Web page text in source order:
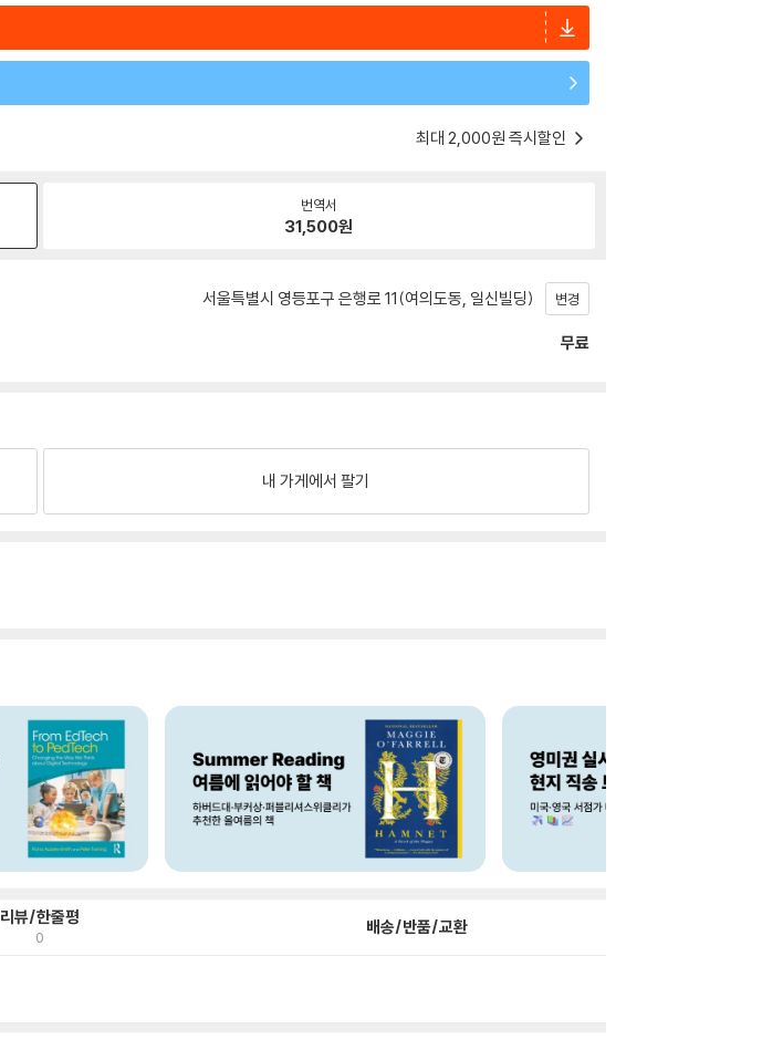
최대 2,000원 즉시할인
번역서
31,500원
서울특별시 영등포구 은행로 11(여의도동, 일신빌딩) 변경
무료
내 가게에서 팔기
리뷰/한줄평
0 배송/반품/교환